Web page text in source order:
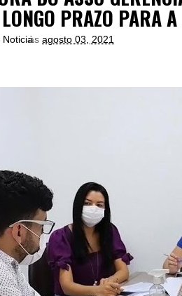
PRAZO PARA
Noticia
às agosto 03, 2021